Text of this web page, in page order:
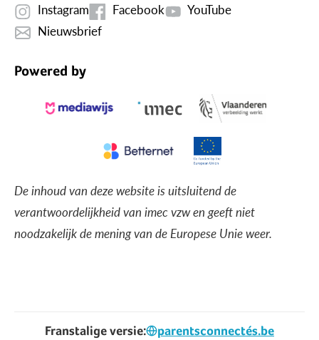
Instagram Facebook
YouTube
Nieuwsbrief
Powered by
De inhoud van deze website is uitsluitend de
verantwoordelijkheid van imec vzw en geeft niet
noodzakelijk de mening van de Europese Unie weer.
Franstalige versie: parentsconnectés.be